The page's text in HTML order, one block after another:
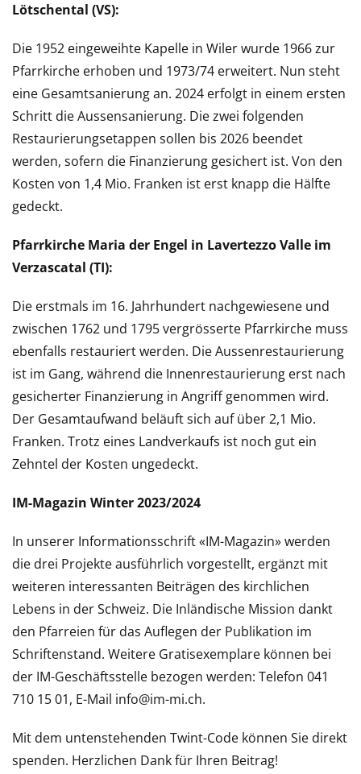
Lötschental (VS):
Die 1952 eingeweihte Kapelle in Wiler wurde 1966 zur
Pfarrkirche erhoben und 1973/74 erweitert. Nun steht
eine Gesamtsanierung an. 2024 erfolgt in einem ersten
Schritt die Aussensanierung. Die zwei folgenden
Restaurierungsetappen sollen bis 2026 beendet
werden, sofern die Finanzierung gesichert ist. Von den
Kosten von 1,4 Mio. Franken ist erst knapp die Hälfte
gedeckt.
Pfarrkirche Maria der Engel in Lavertezzo Valle im
Verzascatal (TI):
Die erstmals im 16. Jahrhundert nachgewiesene und
zwischen 1762 und 1795 vergrösserte Pfarrkirche muss
ebenfalls restauriert werden. Die Aussenrestaurierung
ist im Gang, während die Innenrestaurierung erst nach
gesicherter Finanzierung in Angriff genommen wird.
Der Gesamtaufwand beläuft sich auf über 2,1 Mio.
Franken. Trotz eines Landverkaufs ist noch gut ein
Zehntel der Kosten ungedeckt.
IM-Magazin Winter 2023/2024
In unserer Informationsschrift «IM-Magazin» werden
die drei Projekte ausführlich vorgestellt, ergänzt mit
weiteren interessanten Beiträgen des kirchlichen
Lebens in der Schweiz. Die Inländische Mission dankt
den Pfarreien für das Auflegen der Publikation im
Schriftenstand. Weitere Gratisexemplare können bei
der IM-Geschäftsstelle bezogen werden: Telefon 041
710 15 01, E-Mail info@im-mi.ch.
Mit dem untenstehenden Twint-Code können Sie direkt
spenden. Herzlichen Dank für Ihren Beitrag!